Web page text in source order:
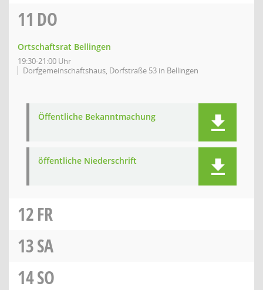
11 DO
Ortschaftsrat Bellingen
19:30-21:00 Uhr
Dorfgemeinschaftshaus, Dorfstraße 53 in Bellingen
Öffentliche Bekanntmachung
öffentliche Niederschrift
12FR
13SA
14SO